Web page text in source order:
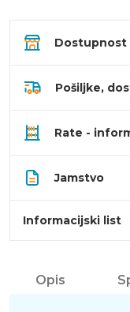
Dostupnost
Pošiljke,
Rate -
Jamstvo
Informacijski list
Opis